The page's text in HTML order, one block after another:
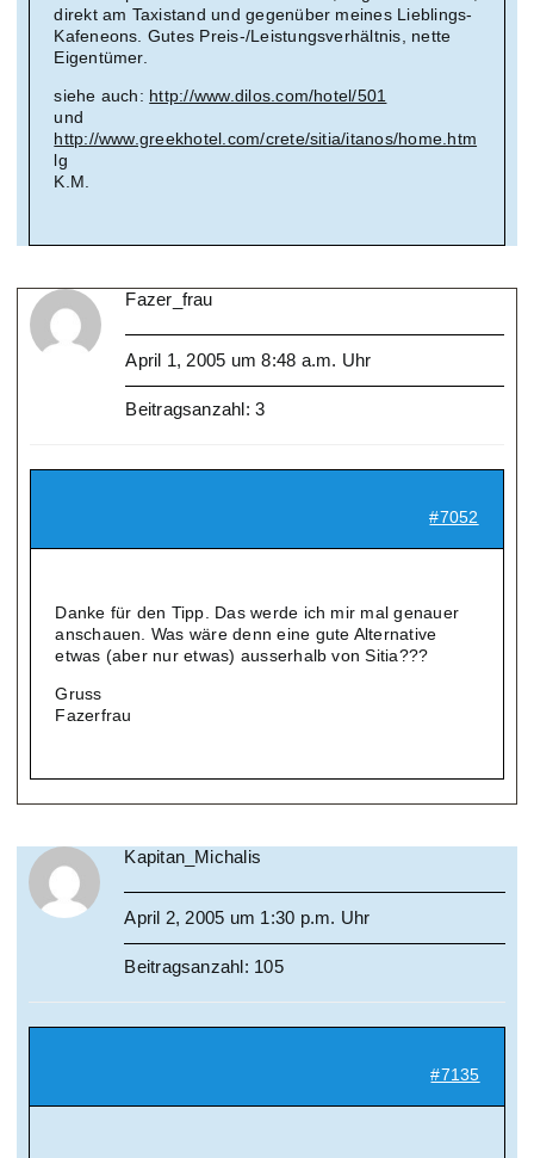
direkt am Taxistand und gegenüber meines Lieblings-
Kafeneons. Gutes Preis-/Leistungsverhältnis, nette
Eigentümer.
siehe auch: http://www.dilos.com/hotel/501
und
http://www.greekhotel.com/crete/sitia/itanos/home.htm
lg
K.M.
Fazer_frau
April 1, 2005 um 8:48 a.m. Uhr
Beitragsanzahl: 3
#7052
Danke für den Tipp. Das werde ich mir mal genauer
anschauen. Was wäre denn eine gute Alternative
etwas (aber nur etwas) ausserhalb von Sitia???
Gruss
Fazerfrau
Kapitan_Michalis
April 2, 2005 um 1:30 p.m. Uhr
Beitragsanzahl: 105
#7135